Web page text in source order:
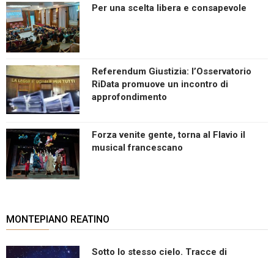
Per una scelta libera e consapevole
Referendum Giustizia: l’Osservatorio
RiData promuove un incontro di
approfondimento
Forza venite gente, torna al Flavio il
musical francescano
MONTEPIANO REATINO
Sotto lo stesso cielo. Tracce di